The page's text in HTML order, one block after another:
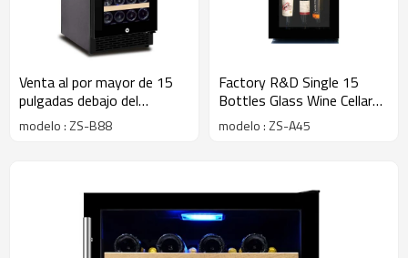
Venta al por mayor de 15
pulgadas debajo del
gabinete refrigeradores de
vino ZS-B88 para
con estante de madera de
haya y puerta de vidrio
modelo : ZS-B88
Factory R&D Single 15
Bottles Glass Wine Cellar
Machine ZS-A45 para
gabinete de
hogar
modelo : ZS-A45